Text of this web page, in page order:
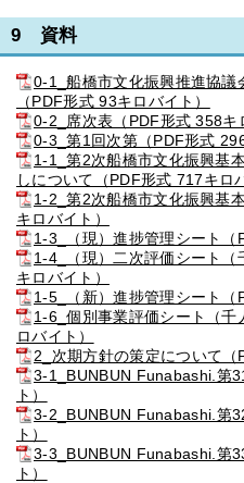
9 資料
0-1_船橋市文化振興推進協議
（PDF形式 93キロバイト）
0-2_席次表（PDF形式 358キ
0-3_第1回次第（PDF形式
1-1_第2次船橋市文化振興基
しについて（PDF形式 717キロ
1-2_第2次船橋市文化振興基
キロバイト）
1-3_（現）進捗管理シート（
1-4_（現）二次評価シート
キロバイト）
1-5_（新）進捗管理シート（
1-6_個別事業評価シート（
ロバイト）
2_次期方針の策定について（
3-1_BUNBUN Funabashi.第
ト）
3-2_BUNBUN Funabashi.第
ト）
3-3_BUNBUN Funabashi.第
ト）